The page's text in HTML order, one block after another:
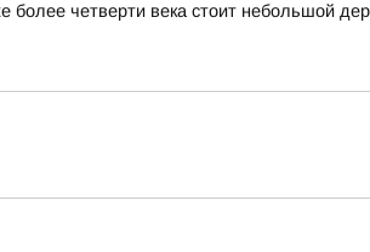
четверти века стоит небольшой